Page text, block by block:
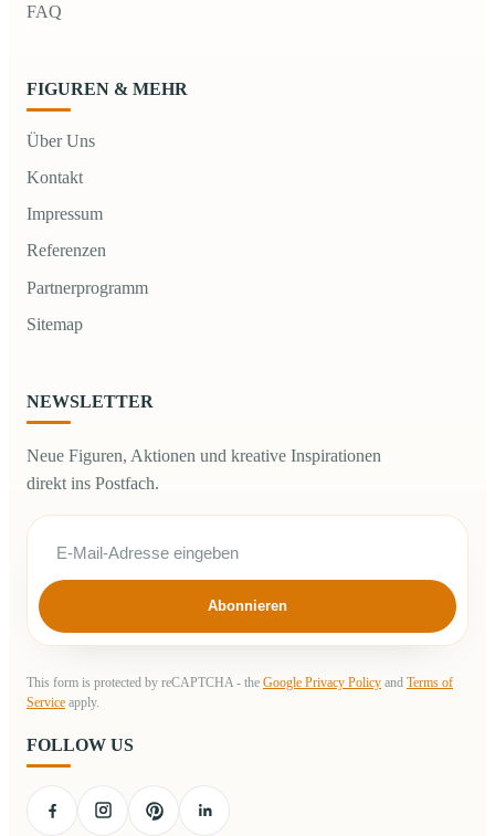
FAQ
FIGUREN & MEHR
Über Uns
Kontakt
Impressum
Referenzen
Partnerprogramm
Sitemap
NEWSLETTER
Neue Figuren, Aktionen und kreative Inspirationen
direkt ins Postfach.
Abonnieren
This form is protected by reCAPTCHA - the Google Privacy Policy and Terms of
Service apply.
FOLLOW US